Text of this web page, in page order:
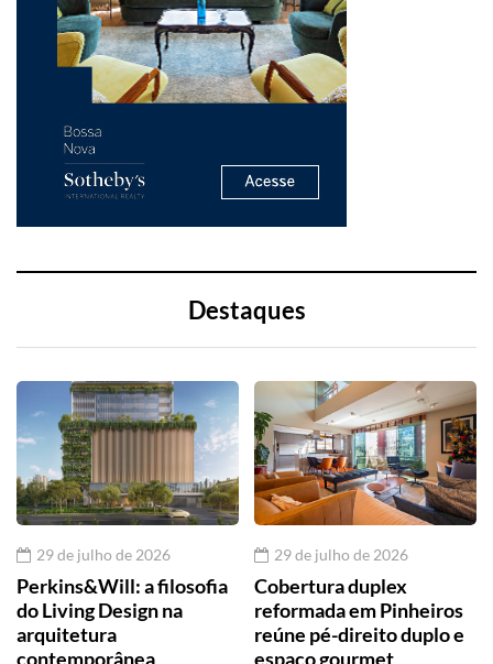
Destaques
29 de julho de 2026
Perkins&Will: a filosofia
do Living Design na
arquitetura
contemporânea
29 de julho de 2026
Cobertura duplex
reformada em Pinheiros
reúne pé-direito duplo e
espaço gourmet